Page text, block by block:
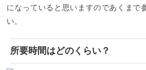
になっていると思いますのであくまで
い。
所要時間はどのくらい？